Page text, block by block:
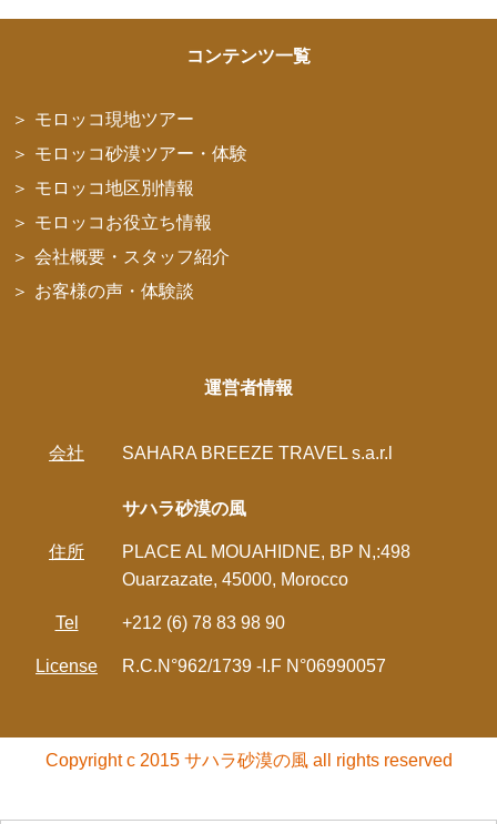
コンテンツ一覧
モロッコ現地ツアー
モロッコ砂漠ツアー・体験
モロッコ地区別情報
モロッコお役立ち情報
会社概要・スタッフ紹介
お客様の声・体験談
運営者情報
会社 SAHARA BREEZE TRAVEL s.a.r.l
サハラ砂漠の風
住所
PLACE AL MOUAHIDNE, BP N,:498
Ouarzazate, 45000, Morocco
Tel +212 (6) 78 83 98 90
License R.C.N°962/1739 -I.F N°06990057
Copyright c 2015 サハラ砂漠の風 all rights reserved